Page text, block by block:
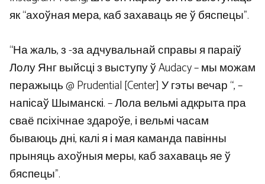
як “ахоўная мера, каб захаваць яе ў бяспецы”.
“На жаль, з -за адчувальнай справы я параіў
Лолу Янг выйсці з выступу ў Audacy – мы можам
перажыць @ Prudential [Center] У гэты вечар “, –
напісаў Шыманскі. – Лола вельмі адкрыта пра
сваё псіхічнае здароўе, і вельмі часам
бываюць дні, калі я і мая каманда павінны
прыняць ахоўныя меры, каб захаваць яе ў
бяспецы”.